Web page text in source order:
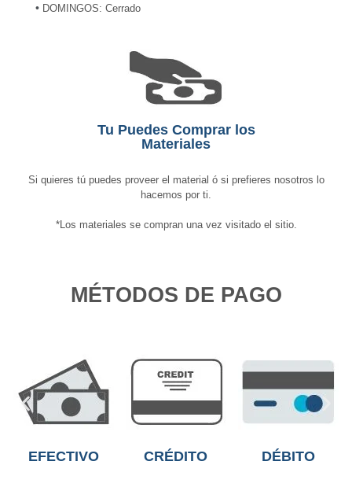
• DOMINGOS: Cerrado
Tu Puedes Comprar los
Materiales
Si quieres tú puedes proveer el material ó si prefieres nosotros lo
hacemos por ti.
*Los materiales se compran una vez visitado el sitio.
MÉTODOS DE PAGO
EFECTIVO CRÉDITO DÉBITO